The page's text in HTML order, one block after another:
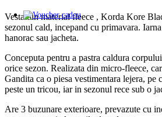
Vesta din material fleece , Korda Kore
sezonul cald, incepand cu primavara.
hanorac sau jacheta.
Conceputa pentru a pastra caldura
orice sezon. Realizata din micro-fleece,
Gandita ca o piesa vestimentara lejera, pe
peste un tricou, iar in sezonul rece sub o
Are 3 buzunare exterioare, prevazute cu